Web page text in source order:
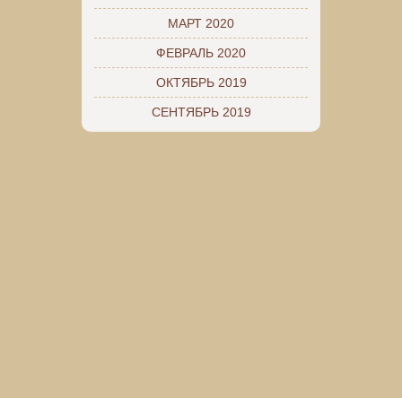
МАРТ 2020
ФЕВРАЛЬ 2020
ОКТЯБРЬ 2019
СЕНТЯБРЬ 2019